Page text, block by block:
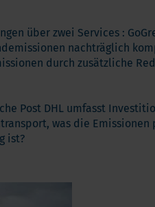
über zwei Services :
nachträglich
durch zusätzliche
Post DHL umfasst
was die
ist?